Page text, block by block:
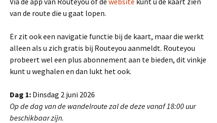
van de route die u gaat lopen.
Er zit ook een navigatie functie bij de kaart, maar die werkt
alleen als u zich gratis bij Routeyou aanmeldt. Routeyou
probeert wel een plus abonnement aan te bieden, dit vinkje
kunt u weghalen en dan lukt het ook.
Dag 1: Dinsdag 2 juni 2026
Op de dag van de wandelroute zal de deze vanaf 18:00 uur
beschikbaar zijn.